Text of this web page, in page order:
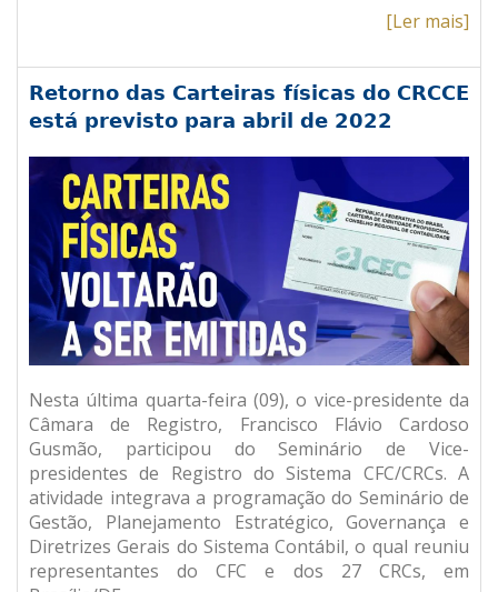
[Ler mais]
Retorno das Carteiras físicas do CRCCE
está previsto para abril de 2022
Nesta última quarta-feira (09), o vice-presidente da
Câmara de Registro, Francisco Flávio Cardoso
Gusmão, participou do Seminário de Vice-
presidentes de Registro do Sistema CFC/CRCs. A
atividade integrava a programação do Seminário de
Gestão, Planejamento Estratégico, Governança e
Diretrizes Gerais do Sistema Contábil, o qual reuniu
representantes do CFC e dos 27 CRCs, em